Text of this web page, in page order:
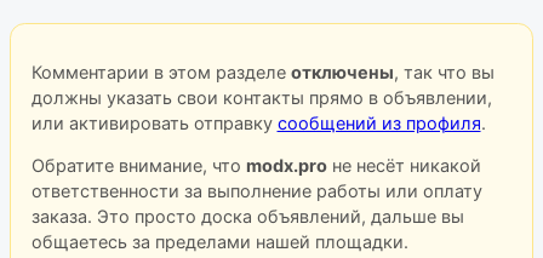
Комментарии в этом разделе отключены, так что вы
должны указать свои контакты прямо в объявлении,
или активировать отправку сообщений из профиля.
Обратите внимание, что modx.proне несёт никакой
ответственности за выполнение работы или оплату
заказа. Это просто доска объявлений, дальше вы
общаетесь за пределами нашей площадки.